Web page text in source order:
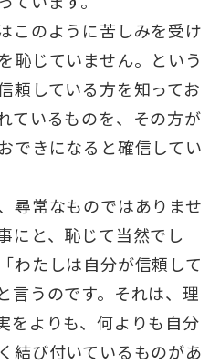
このように苦しみを受け
恥じていません。という
頼している方を知ってお
ているものを、その方が
できになると確信してい
尋常なものではありませ
にと、恥じて当然でし
わたしは自分が信頼して
言うのです。それは、理
をよりも、何よりも自分
結び付いているものがあ